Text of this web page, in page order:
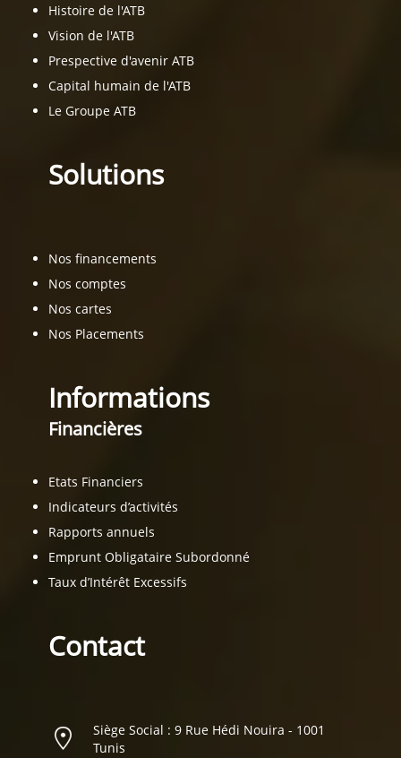
Histoire de l'ATB
Vision de l'ATB
Prespective d'avenir ATB
Capital humain de l'ATB
Le Groupe ATB
Solutions
Nos financements
Nos comptes
Nos cartes
Nos Placements
Informations
Financières
Etats Financiers
Indicateurs d’activités
Rapports annuels
Emprunt Obligataire Subordonné
Taux d’Intérêt Excessifs
Contact
Siège Social : 9 Rue Hédi Nouira - 1001
Tunis